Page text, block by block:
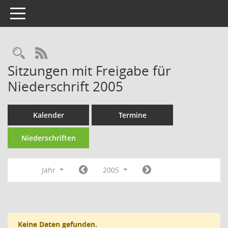
Toggle navigation
Rechercheauswahl
RSS-Feed
Sitzungen mit Freigabe für
Niederschrift 2005
Kalender Termine
Niederschriften
Jahr 2005
Keine Daten gefunden.